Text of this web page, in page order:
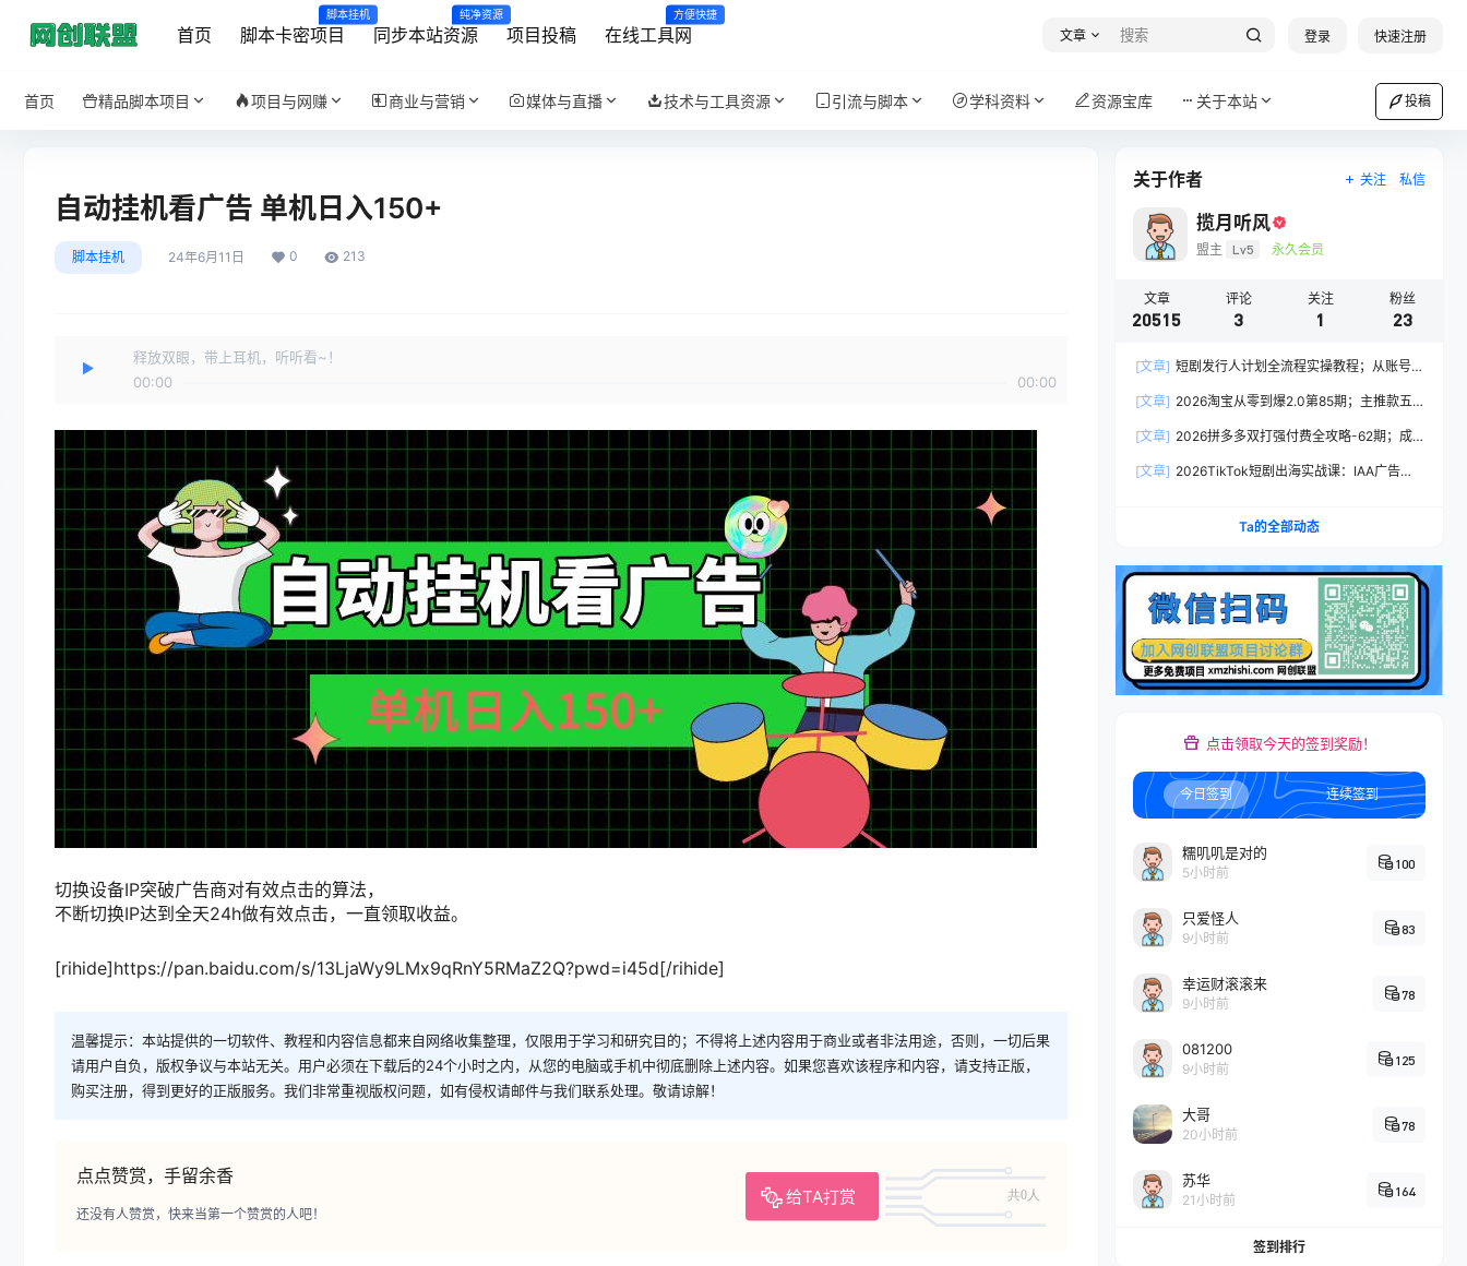
首页 脚本卡密项目
脚本挂机
同步本站资源
纯净资源
项目投稿 在线工具网
方便快捷
文章 登录 快速注册
首页 精品脚本项目 项目与网赚 商业与营销 媒体与直播 技术与工具资源 引流与脚本 学科资料 资源宝库 关于本站 投稿
自动挂机看广告 单机日入150+
脚本挂机 24年6月11日 0 213
释放双眼，带上耳机，听听看~！
00:00
00:00
切换设备IP突破广告商对有效点击的算法，
不断切换IP达到全天24h做有效点击，一直领取收益。
[rihide]https://pan.baidu.com/s/13LjaWy9LMx9qRnY5RMaZ2Q?pwd=i45d[/rihide]
温馨提示：本站提供的一切软件、教程和内容信息都来自网络收集整理，仅限用于学习和研究目的；不得将上述内容用于商业或者非法用途，否则，一切后果
请用户自负，版权争议与本站无关。用户必须在下载后的24个小时之内，从您的电脑或手机中彻底删除上述内容。如果您喜欢该程序和内容，请支持正版，
购买注册，得到更好的正版服务。我们非常重视版权问题，如有侵权请邮件与我们联系处理。敬请谅解！
点点赞赏，手留余香
给TA打赏 共0人
还没有人赞赏，快来当第一个赞赏的人吧！
关于作者 关注 私信
揽月听风
盟主 Lv5 永久会员
文章
20515
评论
3
关注
1
粉丝
23
[文章] 短剧发行人计划全流程实操教程；从账号
手出单
[文章] 2026淘宝从零到爆2.0第85期；主推款五
基础权重
[文章] 2026拼多多双打强付费全攻略-62期；成
劣势与选择策略
[文章] 2026TikTok短剧出海实战课：IAA广告分
Ta的全部动态
点击领取今天的签到奖励！
今日签到 连续签到
糯叽叽是对的
5小时前
100
只爱怪人
9小时前
83
幸运财滚滚来
9小时前
78
081200
9小时前
125
大哥
20小时前
78
苏华
21小时前
164
签到排行